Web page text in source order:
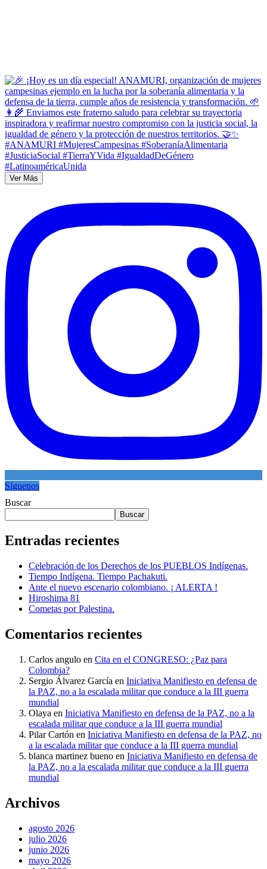
Ver Más
Síguenos
Buscar
Buscar
Entradas recientes
Celebración de los Derechos de los PUEBLOS Indígenas.
Tiempo Indígena. Tiempo Pachakuti.
Ante el nuevo escenario colombiano. ¡ ALERTA !
Hiroshima 81
Cometas por Palestina.
Comentarios recientes
Carlos angulo en Cita en el CONGRESO: ¿Paz para
Colombia?
Sergio Álvarez García en Iniciativa Manifiesto en defensa de
la PAZ, no a la escalada militar que conduce a la III guerra
mundial
Olaya en Iniciativa Manifiesto en defensa de la PAZ, no a la
escalada militar que conduce a la III guerra mundial
Pilar Cartón en Iniciativa Manifiesto en defensa de la PAZ, no
a la escalada militar que conduce a la III guerra mundial
blanca martinez bueno en Iniciativa Manifiesto en defensa de
la PAZ, no a la escalada militar que conduce a la III guerra
mundial
Archivos
agosto 2026
julio 2026
junio 2026
mayo 2026